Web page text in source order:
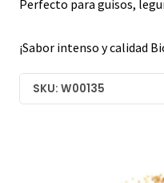
Perfecto para guisos,
¡Sabor intenso y calidad
SKU: W00135